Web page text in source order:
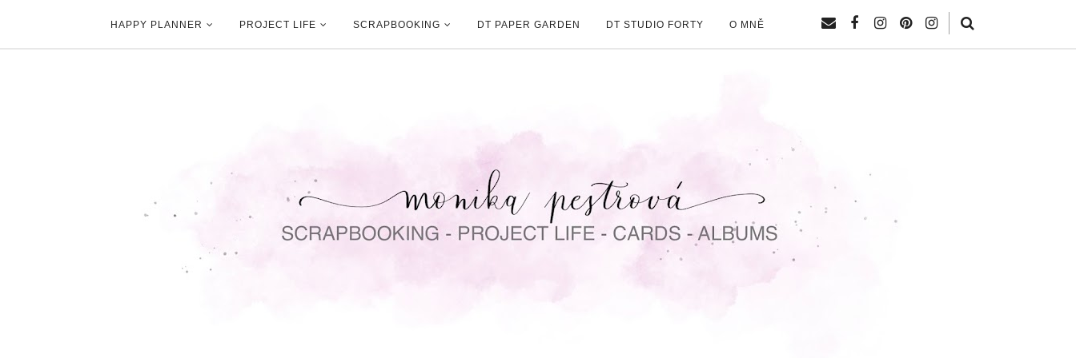
HAPPY PLANNER PROJECT LIFE SCRAPBOOKING DT PAPER GARDEN DT STUDIO FORTY O MNĚ